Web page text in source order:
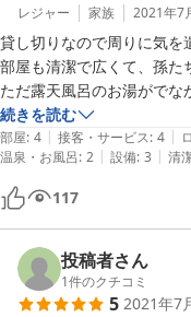
レジャー 家族 2021年7
貸し切りなので周りに気を
部屋も清潔で広くて、孫た
ただ露天風呂のお湯がでな
夜遅かったので、スタッフ
めました
でも施設もスタッフさんと
した
続きを読む
部屋: 4 | 接客・サービス: 4 |
温泉・お風呂: 2 | 設備: 3 | 清
117
投稿者さん
1件のクチコミ
5 2021年7